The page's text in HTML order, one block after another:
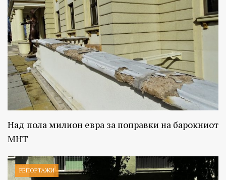
Над пола милион евра за поправки на барокниот
МНТ
РЕПОРТАЖИ